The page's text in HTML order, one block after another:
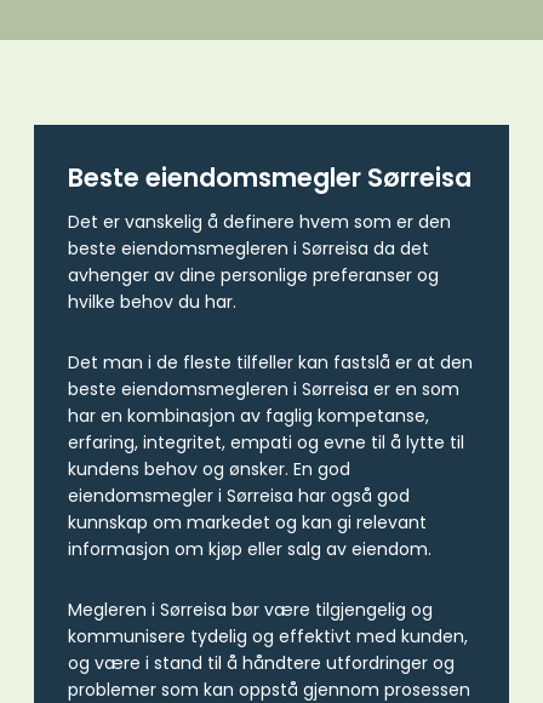
Beste eiendomsmegler Sørreisa
Det er vanskelig å definere hvem som er den
beste eiendomsmegleren i Sørreisa da det
avhenger av dine personlige preferanser og
hvilke behov du har.
Det man i de fleste tilfeller kan fastslå er at den
beste eiendomsmegleren i Sørreisa er en som
har en kombinasjon av faglig kompetanse,
erfaring, integritet, empati og evne til å lytte til
kundens behov og ønsker. En god
eiendomsmegler i Sørreisa har også god
kunnskap om markedet og kan gi relevant
informasjon om kjøp eller salg av eiendom.
Megleren i Sørreisa bør være tilgjengelig og
kommunisere tydelig og effektivt med kunden,
og være i stand til å håndtere utfordringer og
problemer som kan oppstå gjennom prosessen